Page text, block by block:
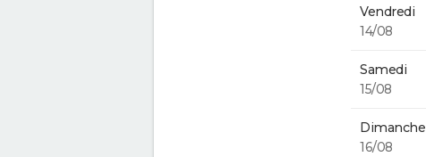
Vendredi
14/08
Samedi
15/08
Dimanche
16/08